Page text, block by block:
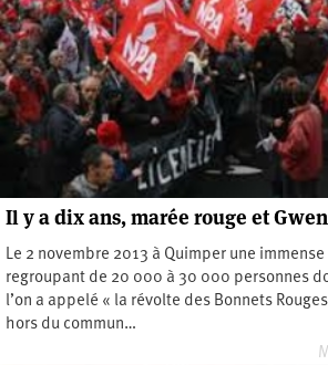
Il y a dix ans, marée rouge et
Le 2 novembre 2013 à Quimper une
regroupant de 20 000 à 30 000 personnes
l’on a appelé « la révolte des Bonnets
hors du commun…